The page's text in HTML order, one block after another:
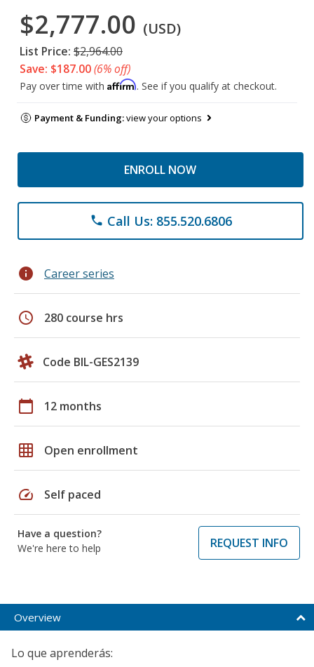
$2,777.00 (USD)
List Price: $2,964.00
Save: $187.00(6% off)
Pay over time with Affirm. See if you qualify at checkout.
Payment & Funding:view your options
ENROLL NOW
phone Call Us: 855.520.6806
info Career series
schedule 280 course hrs
Code BIL-GES2139
calendar_today 12 months
grid_on Open enrollment
speed Self paced
Have a question?
We're here to help
REQUEST INFO
Overview
Lo que aprenderás: